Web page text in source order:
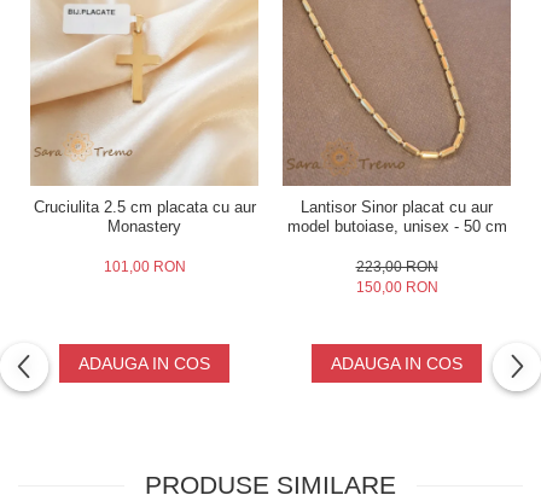
Cruciulita 2.5 cm placata cu aur
Monastery
101,00 RON
ADAUGA IN COS
Lantisor Sinor placat cu aur
model butoiase, unisex - 50 cm
223,00 RON
150,00 RON
ADAUGA IN COS
PRODUSE SIMILARE